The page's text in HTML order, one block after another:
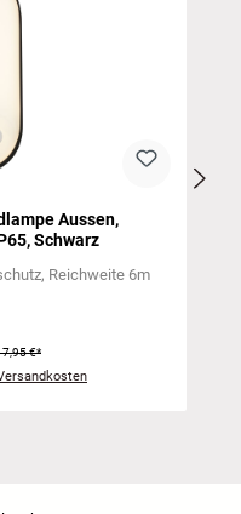
Aussen,
Schwarz
Reichweite 6m
€*